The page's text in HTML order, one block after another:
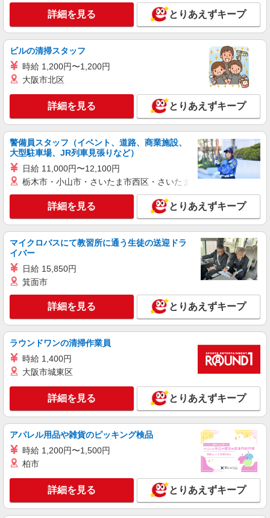
キープ 詳細を見る
職業紹介
株式会社kotrio /●SW-S-2023093
≪新狭山駅≫無資格・未経験OKの看護助手！
医療行為なし♪
【正社員】月給240,000〜400,000円 ・基本
給：200,000円〜220,000円 ・資格手当：10,000〜
30,000円 ・役職手当：10,000〜70,000円 ・処遇改
善手当：20,000〜60,000円（勤続年数、保有資格
により変動） ・固定残業手当：20,000円（10時
間） ※固定残業時間を超過する場合には超過勤務
手当として別途支給 ・夜勤手当：10,000円/1回
（上記給与とは別に支給） 下記資格をお持ちの方
歓迎 ・認知症介護基礎研修 ・初任者研修 ・実務
者研修 ・介護福祉士 など
キープ 詳細を見る
派遣社員
株式会社kotrio /●SI-H-2101978
【職場環境◎】よすぎて全私が泣いた≫看護助
手募集♪未経験OK！
時給1600円〜2250円 ＜日払い有/週払い有/交
通費全支給(ガソリン代含む)＞
新狭山駅そば
キープ 詳細を見る
株式会社kotrio /●SW-S-2097465
≪正社員≫狭山市駅＊看護助手としてキャリア
を築くチャンス！
【正社員】月給240,000〜400,000円 ・基本
給：200,000円〜220,000円 ・資格手当：10,000〜
30,000円 ・役職手当：10,000〜70,000円 ・処遇改
善手当：20,000〜60,000円（勤続年数、保有資格
により変動） ・固定残業手当：20,000円（10時
間） ※固定残業時間を超過する場合には超過勤務
手当として別途支給 ・夜勤手当：10,000円/1回
（上記給与とは別に支給） 下記資格をお持ちの方
歓迎 ・認知症介護基礎研修 ・初任者研修 ・実務
者研修 ・介護福祉士 など
詳細を見る
派遣社員
株式会社kotrio /●SI-H-2101646
高級シニアマンションで健康相談/見回りなど
時給2400円〜3000円 ＜日払い有/週払い有/交
通費全支給(ガソリン代含む)＞
狭山市駅そば
詳細を見る とりあえずキープ
ビルの清掃スタッフ
時給 1,200円〜1,200円
大阪市北区
詳細を見る とりあえずキープ
警備員スタッフ（イベント、道路、商業施設、
大型駐車場、JR列車見張りなど）
日給 11,000円〜12,100円
栃木市・小山市・さいたま市西区・さいたま市岩槻区・久喜市・
詳細を見る とりあえずキープ
マイクロバスにて教習所に通う生徒の送迎ドラ
イバー
日給 15,850円
箕面市
詳細を見る とりあえずキープ
ラウンドワンの清掃作業員
時給 1,400円
大阪市城東区
詳細を見る とりあえずキープ
アパレル用品や雑貨のピッキング検品
時給 1,200円〜1,500円
柏市
詳細を見る とりあえずキープ